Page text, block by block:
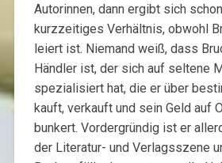
Autorinnen, dann ergibt sich
kurzzeitiges Verhältnis, obwohl
leiert ist. Niemand weiß, dass
Händler ist, der sich auf seltene
spezialisiert hat, die er über
kauft, verkauft und sein Geld auf
bunkert. Vordergründig ist er
der Literatur- und Verlagsszene